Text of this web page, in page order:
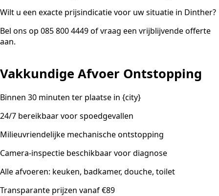
Wilt u een exacte prijsindicatie voor uw situatie in Dinther?
Bel ons op 085 800 4449 of vraag een vrijblijvende offerte
aan.
Vakkundige Afvoer Ontstopping
Binnen 30 minuten ter plaatse in {city}
24/7 bereikbaar voor spoedgevallen
Milieuvriendelijke mechanische ontstopping
Camera-inspectie beschikbaar voor diagnose
Alle afvoeren: keuken, badkamer, douche, toilet
Transparante prijzen vanaf €89